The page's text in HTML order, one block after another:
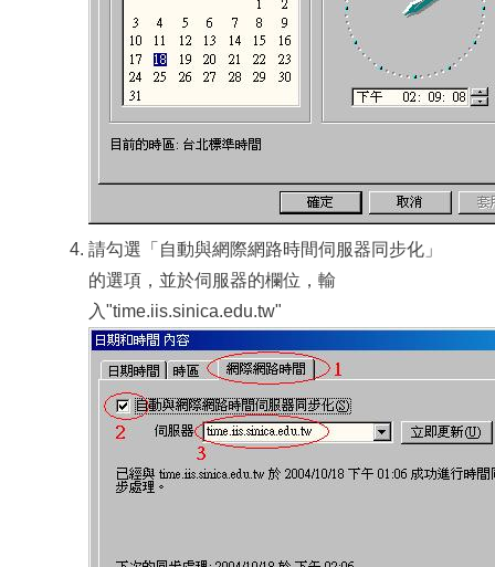
請勾選「自動與網際網路時間伺服器同步化」
的選項，並於伺服器的欄位，輸
入"time.iis.sinica.edu.tw"